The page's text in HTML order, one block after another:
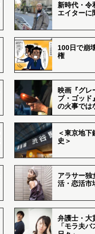
新時代・令
エイターに
100日で崩
権
映画『グレ
ブ・ゴッド
の火事では
＜東京地下
史＞
アラサー独
活・恋活市
弁護士・大
「モラ夫